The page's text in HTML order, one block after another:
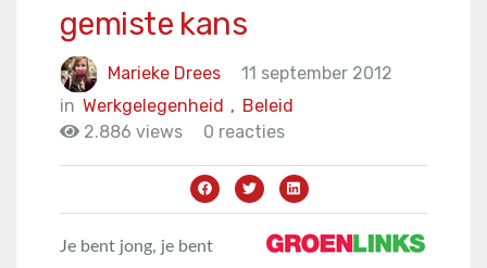
gemiste kans
Marieke Drees
11 september 2012
in
Beleid
Werkgelegenheid ,
2.886 views
0 reacties
Je bent jong, je bent